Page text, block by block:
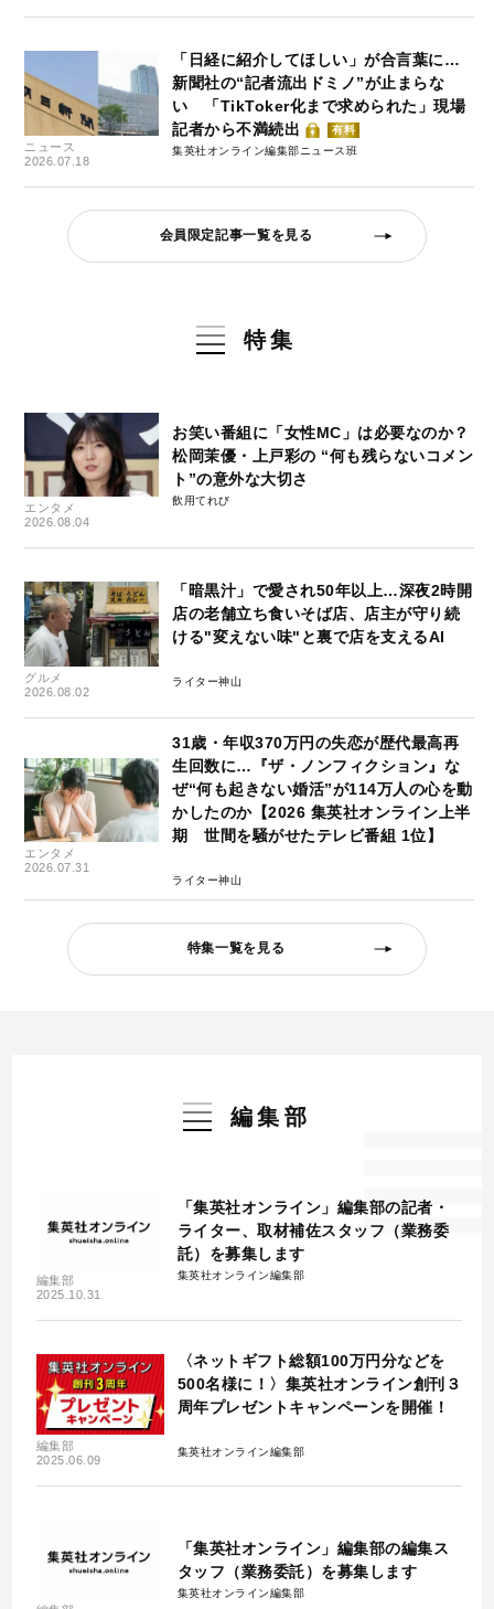
ニュース
2026.07.18
「日経に紹介してほしい」が合言葉に…
新聞社の“記者流出ドミノ”が止まらな
い 「TikToker化まで求められた」現場
記者から不満続出
有料
集英社オンライン編集部ニュース班
会員限定記事一覧を見る
特集
エンタメ
2026.08.04
お笑い番組に「女性MC」は必要なのか？
松岡茉優・上戸彩の “何も残らないコメン
ト”の意外な大切さ
飲用てれび
グルメ
2026.08.02
「暗黒汁」で愛され50年以上…深夜2時開
店の老舗立ち食いそば店、店主が守り続
ける"変えない味"と裏で店を支えるAI
ライター神山
エンタメ
2026.07.31
31歳・年収370万円の失恋が歴代最高再
生回数に…『ザ・ノンフィクション』な
ぜ“何も起きない婚活”が114万人の心を動
かしたのか【2026 集英社オンライン上半
期 世間を騒がせたテレビ番組 1位】
ライター神山
特集一覧を見る
編集部
編集部
2025.10.31
「集英社オンライン」編集部の記者・
ライター、取材補佐スタッフ（業務委
託）を募集します
集英社オンライン編集部
編集部
2025.06.09
〈ネットギフト総額100万円分などを
500名様に！〉集英社オンライン創刊３
周年プレゼントキャンペーンを開催！
集英社オンライン編集部
「集英社オンライン」編集部の編集ス
タッフ（業務委託）を募集します
集英社オンライン編集部